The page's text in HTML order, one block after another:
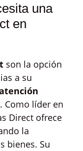
una
en
son la opción
a su
Como líder en
Direct ofrece
la
bienes. Su